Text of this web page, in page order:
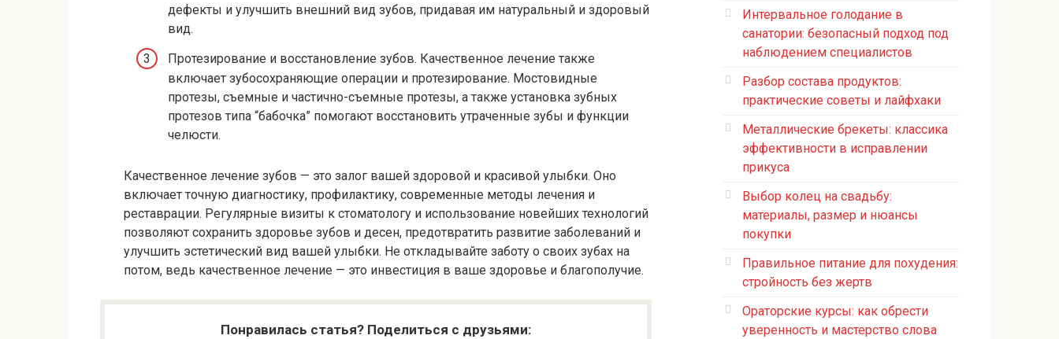
дефекты и улучшить внешний вид зубов, придавая им натуральный и здоровый
вид.
Протезирование и восстановление зубов. Качественное лечение также
включает зубосохраняющие операции и протезирование. Мостовидные
протезы, съемные и частично-съемные протезы, а также установка зубных
протезов типа “бабочка” помогают восстановить утраченные зубы и функции
челюсти.
Качественное лечение зубов — это залог вашей здоровой и красивой улыбки. Оно
включает точную диагностику, профилактику, современные методы лечения и
реставрации. Регулярные визиты к стоматологу и использование новейших технологий
позволяют сохранить здоровье зубов и десен, предотвратить развитие заболеваний и
улучшить эстетический вид вашей улыбки. Не откладывайте заботу о своих зубах на
потом, ведь качественное лечение — это инвестиция в ваше здоровье и благополучие.
Понравилась статья? Поделиться с друзьями:
Интервальное голодание в
санатории: безопасный подход под
наблюдением специалистов
Разбор состава продуктов:
практические советы и лайфхаки
Металлические брекеты: классика
эффективности в исправлении
прикуса
Выбор колец на свадьбу:
материалы, размер и нюансы
покупки
Правильное питание для похудения:
стройность без жертв
Ораторские курсы: как обрести
уверенность и мастерство слова